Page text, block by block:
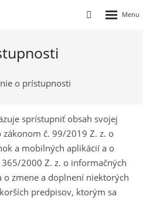
Vyhledávání
o prístupnosti
sprístupniť obsah svojej
č. 99/2019 Z. z. o
a mobilných aplikácií a o
2000 Z. z. o informačných
o zmene a doplnení niektorých
predpisov, ktorým sa